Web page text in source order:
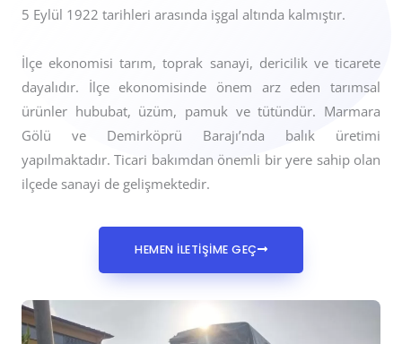
5 Eylül 1922 tarihleri arasında işgal altında kalmıştır.
İlçe ekonomisi tarım, toprak sanayi, dericilik ve ticarete
dayalıdır. İlçe ekonomisinde önem arz eden tarımsal
ürünler hububat, üzüm, pamuk ve tütündür. Marmara
Gölü ve Demirköprü Barajı’nda balık üretimi
yapılmaktadır. Ticari bakımdan önemli bir yere sahip olan
ilçede sanayi de gelişmektedir.
HEMEN İLETİŞİME GEÇ